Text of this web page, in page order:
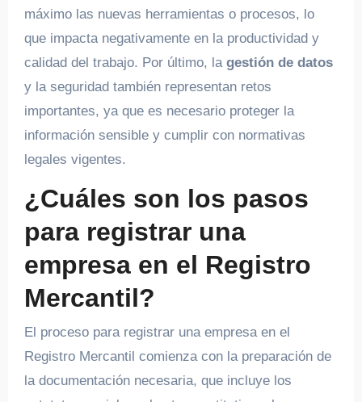
máximo las nuevas herramientas o procesos, lo
que impacta negativamente en la productividad y
calidad del trabajo. Por último, la gestión de datos
y la seguridad también representan retos
importantes, ya que es necesario proteger la
información sensible y cumplir con normativas
legales vigentes.
¿Cuáles son los pasos
para registrar una
empresa en el Registro
Mercantil?
El proceso para registrar una empresa en el
Registro Mercantil comienza con la preparación de
la documentación necesaria, que incluye los